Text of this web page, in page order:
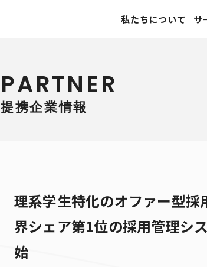
私たちについて サ
PARTNER
提携企業情報
理系学生特化のオファー型採
界シェア第1位の採用管理シ
始